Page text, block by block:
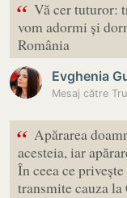
“ Vă cer tuturor:
vom adormi și
România
Evghenia
“ Apărarea
acesteia, iar
În ceea ce
transmite cauza